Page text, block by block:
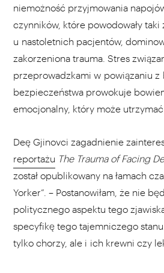
niemożność przyjmowania
czynników, które powodowały taki
u nastoletnich pacjentów,
zakorzeniona trauma. Stres
przeprowadzkami w powiązaniu
bezpieczeństwa prowokuje
emocjonalny, który może
Deę Gjinovci zagadnienie
reportażu The Trauma of Facing
został opublikowany na łamach
Yorker”. – Postanowiłam, że nie
politycznego aspektu tego
specyfikę tego tajemniczego
tylko chorzy, ale i ich krewni czy